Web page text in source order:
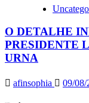
O DETALHE
PRESIDENTE
URNA
afinsophia 09/08/